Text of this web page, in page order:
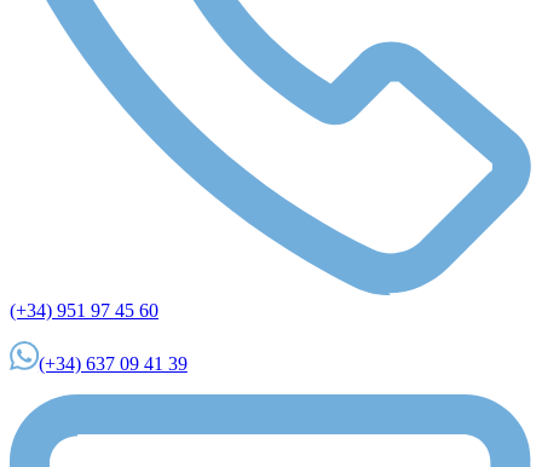
(+34) 951 97 45 60
(+34) 637 09 41 39